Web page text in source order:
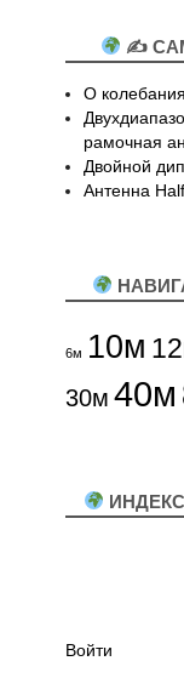
✍
О
рамочная
Двойной
Антенна
6м 10м
30м 40м
Войти